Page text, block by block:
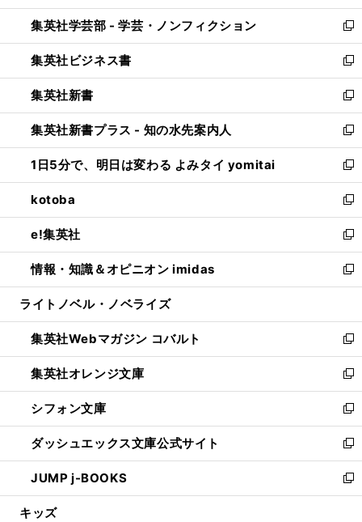
開
く
ウ
で
開
く
ン
ド
ウ
で
開
く
ウ
ィ
ン
ド
ウ
で
開
く
集英社学芸部 - 学芸・ノンフィクション
新
し
い
ウ
ィ
ン
ド
ウ
で
開
く
集英社ビジネス書
新
し
い
ウ
ィ
ン
ド
ウ
で
開
く
集英社新書
新
し
い
ウ
ィ
ン
ド
ウ
で
開
く
集英社新書プラス - 知の水先案内人
新
し
い
ウ
ィ
ン
ド
ウ
で
開
1日5分で、明日は変わる よみタイ yomitai
新
し
い
ウ
ィ
ン
ド
ウ
開
く
kotoba
新
し
い
ウ
ィ
ン
ウ
で
開
く
e!集英社
新
し
い
ウ
ン
ド
ウ
で
開
く
情報・知識＆オピニオン imidas
新
し
ウ
ィ
ン
ド
ウ
で
開
く
ライトノベル・ノベライズ
集英社Webマガジン コバルト
新
し
い
ウ
ィ
ン
ド
ウ
で
開
集英社オレンジ文庫
新
し
い
ウ
ィ
ン
ド
ウ
シフォン文庫
新
し
い
ウ
ィ
ン
ダッシュエックス文庫公式サイト
新
し
い
ウ
JUMP j-BOOKS
新
し
キッズ